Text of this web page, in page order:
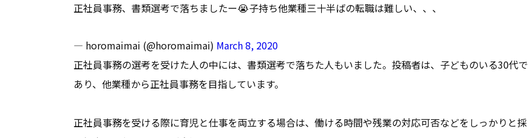
正社員事務、書類選考で落ちましたー😭子持ち他業種三十半ばの転職は難しい、、、
— horomaimai (@horomaimai) March 8, 2020
正社員事務の選考を受けた人の中には、書類選考で落ちた人もいました。投稿者は、子どものいる30代で
あり、他業種から正社員事務を目指しています。
正社員事務を受ける際に育児と仕事を両立する場合は、働ける時間や残業の対応可否などをしっかりと採